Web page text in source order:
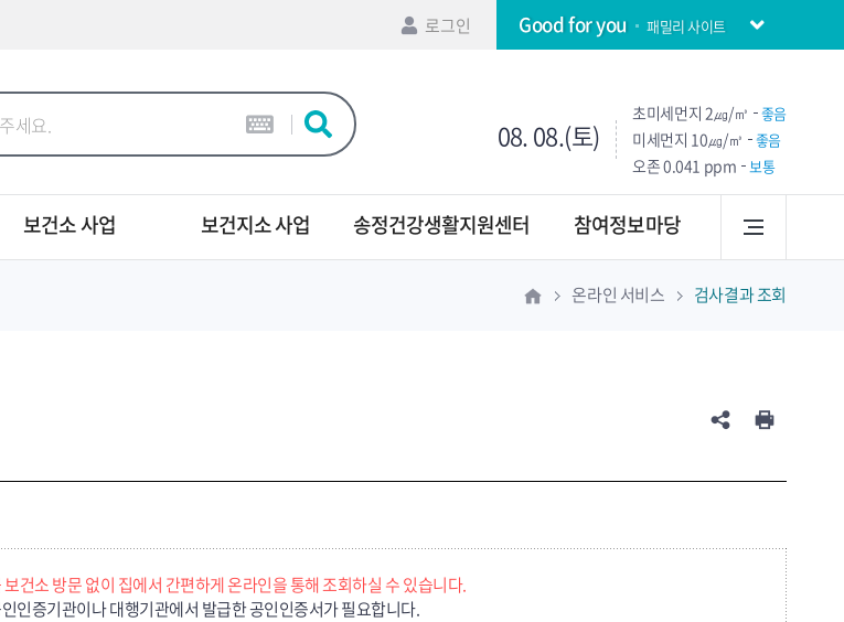
로그인 Good for you 패밀리 사이트
08. 08.(토)
초미세먼지 2㎍/㎥ 좋음
미세먼지 10㎍/㎥ 좋음
오존0.041 ppm 보통
보건소 사업 보건지소 사업 송정건강생활지원센터 참여정보마당
온라인 서비스 검사결과 조회
건소 방문 없이 집에서 간편하게 온라인을 통해 조회하실 수 있습니다.
인증기관이나 대행기관에서 발급한 공인인증서가 필요합니다.